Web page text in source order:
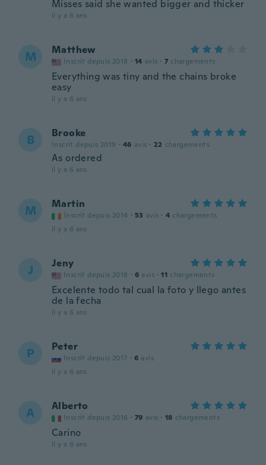
Misses said she wanted bigger and thicker
il y a 6 ans
M Matthew
Inscrit depuis 2018 · 14 avis · 7 chargements
Everything was tiny and the chains broke
easy
il y a 6 ans
B Brooke
Inscrit depuis 2019 · 46 avis · 22 chargements
As ordered
il y a 6 ans
M Martin
Inscrit depuis 2014 · 53 avis · 4 chargements
il y a 6 ans
J Jeny
Inscrit depuis 2018 · 6 avis · 11 chargements
Excelente todo tal cual la foto y llego antes
de la fecha
il y a 6 ans
P Peter
Inscrit depuis 2017 · 6 avis
il y a 6 ans
A Alberto
Inscrit depuis 2016 · 79 avis · 18 chargements
Carino
il y a 6 ans